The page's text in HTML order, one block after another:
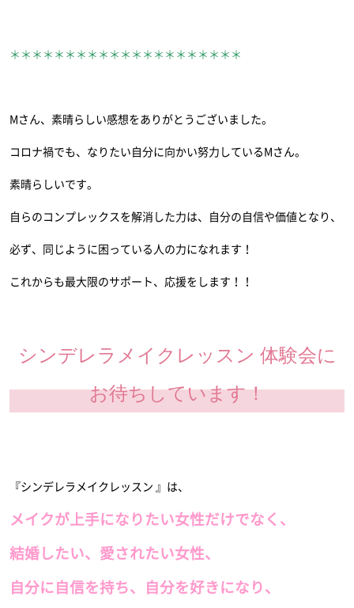
＊＊＊＊＊＊＊＊＊＊＊＊＊＊＊＊＊＊＊＊＊
Mさん、素晴らしい感想をありがとうございました。
コロナ禍でも、なりたい自分に向かい努力しているMさん。
素晴らしいです。
自らのコンプレックスを解消した力は、自分の自信や価値となり、
必ず、同じように困っている人の力になれます！
これからも最大限のサポート、応援をします！！
シンデレラメイクレッスン 体験会に
お待ちしています！
『シンデレラメイクレッスン 』は、
メイクが上手になりたい女性だけでなく、
結婚したい、愛されたい女性、
自分に自信を持ち、自分を好きになり、